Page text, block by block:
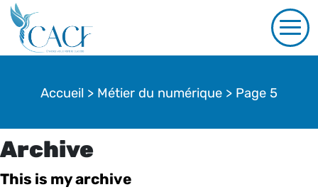
Accueil > Métier du numérique > Page 5
Archive
This is my archive